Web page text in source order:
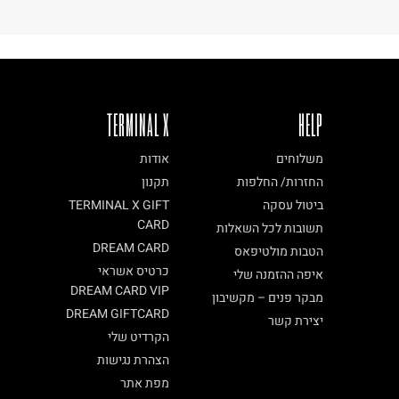
TERMINAL X
אודות
תקנון
TERMINAL X GIFT
CARD
DREAM CARD
כרטיס אשראי
DREAM CARD VIP
DREAM GIFTCARD
הקרדיט שלי
הצהרת נגישות
מפת אתר
HELP
משלוחים
החזרות/ החלפות
ביטול עסקה
תשובות לכל השאלות
הטבות מולטיפאס
איפה ההזמנה שלי
מבקר פנים – מקשיבון
יצירת קשר